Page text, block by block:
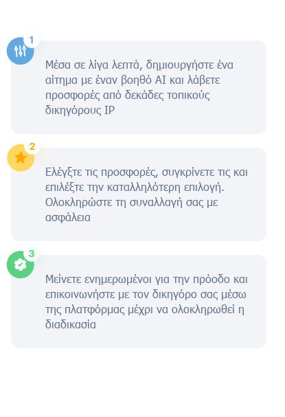
Μέσα σε λίγα λεπτά, δημιουργήστε ένα
αίτημα με έναν βοηθό AI και λάβετε
προσφορές από δεκάδες τοπικούς
δικηγόρους IP
Ελέγξτε τις προσφορές, συγκρίνετε τις και
επιλέξτε την καταλληλότερη επιλογή.
Ολοκληρώστε τη συναλλαγή σας με
ασφάλεια
Μείνετε ενημερωμένοι για την πρόοδο και
επικοινωνήστε με τον δικηγόρο σας μέσω
της πλατφόρμας μέχρι να ολοκληρωθεί η
διαδικασία